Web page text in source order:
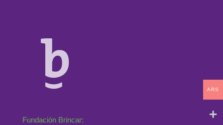
Fundación Brincar:
ARS